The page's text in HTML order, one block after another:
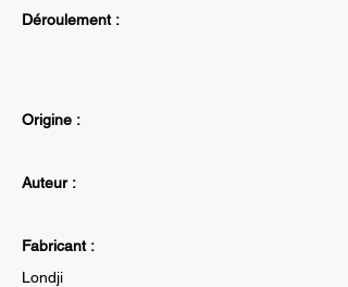
Déroulement :
Origine :
Auteur :
Fabricant :
Londji